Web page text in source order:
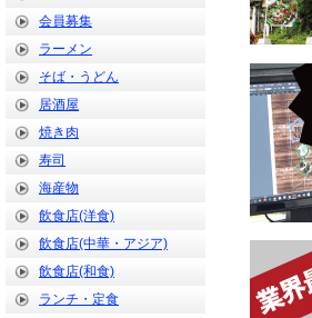
会員募集
ラーメン
そば・うどん
居酒屋
焼き肉
寿司
海産物
飲食店(洋食)
飲食店(中華・アジア)
飲食店(和食)
ランチ・定食